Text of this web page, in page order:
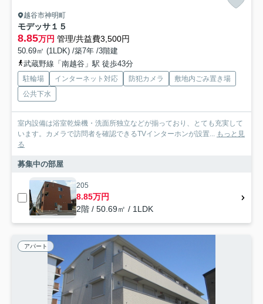
越谷市神明町
モデッサ１５
8.85万円 管理/共益費3,500円
50.69㎡ (1LDK) /築7年 /3階建
武蔵野線「南越谷」駅 徒歩43分
駐輪場 インターネット対応 防犯カメラ
敷地内ごみ置き場
公共下水
室内設備は浴室乾燥機・洗面所独立などが揃っており、とても充実して
います。カメラで訪問者を確認できるTVインターホンが設置... もっと見
る
募集中の部屋
205
8.85万円
2階 / 50.69㎡ / 1LDK
アパート